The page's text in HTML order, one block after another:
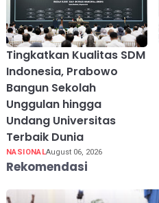
Tingkatkan Kualitas SDM
Indonesia, Prabowo
Bangun Sekolah
Unggulan hingga
Undang Universitas
Terbaik Dunia
NASIONALAugust 06, 2026
Rekomendasi